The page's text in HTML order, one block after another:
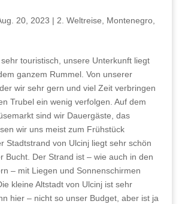
20, 2023 | 2. Weltreise Montenegro,
touristisch, unsere Unterkunft liegt
ganzem Rummel. Von unserer
wir sehr gern und viel Zeit verbringen
Trubel ein wenig verfolgen. Auf dem
sind wir Dauergäste, das
wir uns meist zum Frühstück
Stadtstrand von Ulcinj liegt sehr schön
Bucht. Der Strand ist – wie auch in den
– mit Liegen und Sonnenschirmen
kleine Altstadt von Ulcinj ist sehr
hier – nicht so unser Budget, aber ist ja